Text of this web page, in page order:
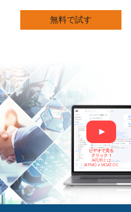
無料で試す
▶
ビデオで見る
クリック 1
AI孔明とは
AI PMO x MOAT OS